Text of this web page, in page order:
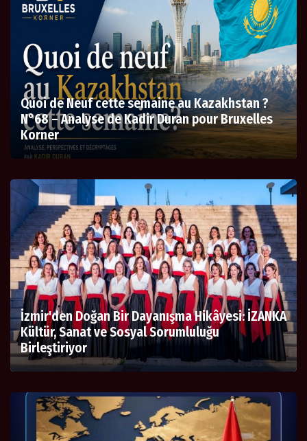
Quoi de Neuf cette semaine au Kazakhstan ?
N°68 – Analyse de Kadir Duran pour Bruxelles
Korner
İzmir'den Doğan Bir Dayanışma Hikâyesi: İZANKA
Kültür, Sanat ve Sosyal Sorumluluğu
Birleştiriyor